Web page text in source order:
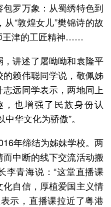
包罗万象：从蜀绣特色到
“敦煌女儿”樊锦诗的故
王津的工匠精神……
讲述了屠呦呦和袁隆平
赖伟聪同学说，敬佩姊
远同学表示，两地同上
也增强了民族身份认
华文化为骄傲”。
年缔结为姊妹学校。两
中断的线下交流活动搬
李青海说：“这堂直播课
自信，厚植爱国主义情
示，直播课拉近了粤港